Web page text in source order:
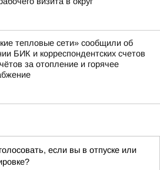
тепловые сети» сообщили об
БИК и корреспондентских счетов
за отопление и горячее
если вы в отпуске или